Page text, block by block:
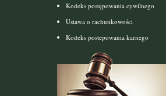
Kodeks postępowania cywilnego
Ustawa o rachunkowości
Kodeks postepowania karnego